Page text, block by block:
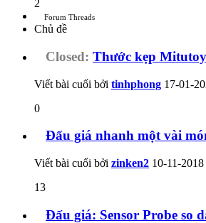
2
Forum Threads
Chủ đề
Closed: Thước kẹp
Viết bài cuối bởi tinhphong 17-01-
0
Đấu giá nhanh một vài
Viết bài cuối bởi zinken2 10-11-2018
13
Đấu giá: Sensor Probe so